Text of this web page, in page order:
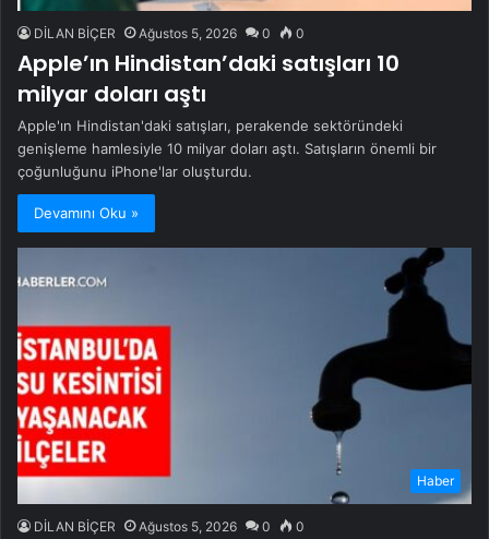
DİLAN BİÇER Ağustos 5, 2026 0 0
Apple’ın Hindistan’daki satışları 10
milyar doları aştı
Apple'ın Hindistan'daki satışları, perakende sektöründeki
genişleme hamlesiyle 10 milyar doları aştı. Satışların önemli bir
çoğunluğunu iPhone'lar oluşturdu.
Devamını Oku »
Haber
DİLAN BİÇER Ağustos 5, 2026 0 0